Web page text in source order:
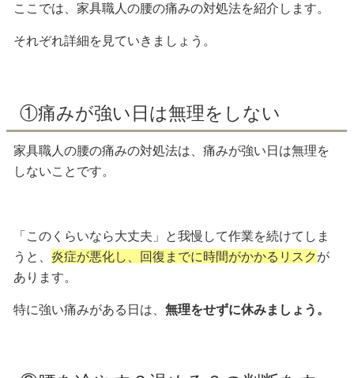
ここでは、家具職人の腰の痛みの対処法を紹介します。
それぞれ詳細を見ていきましょう。
①痛みが強い日は無理をしない
家具職人の腰の痛みの対処法は、痛みが強い日は無理を
しないことです。
「このくらいなら大丈夫」と我慢して作業を続けてしま
うと、 炎症が悪化し、回復までに時間がかかるリスク が
あります。
特に強い痛みがある日は、 無理をせずに休みましょう。